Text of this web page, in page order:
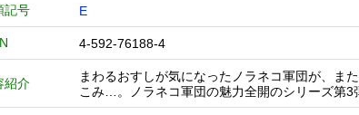
記号 E
4-592-76188-4
紹介
まわるおすしが気になったノラネコ軍団が、ま
こみ…。ノラネコ軍団の魅力全開のシリーズ第3